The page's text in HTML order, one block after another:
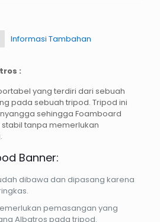
Informasi Tambahan
:
yang terdiri dari sebuah
pada sebuah tripod. Tripod ini
sehingga Foamboard
tanpa memerlukan
Banner:
dibawa dan dipasang karena
pemasangan yang
Albatros pada tripod.